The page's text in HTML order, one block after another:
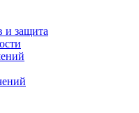
и защита